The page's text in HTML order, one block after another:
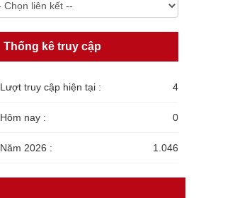
Thống kê truy cập
Lượt truy cập hiện tại : 4
Hôm nay : 0
Năm 2026 : 1.046